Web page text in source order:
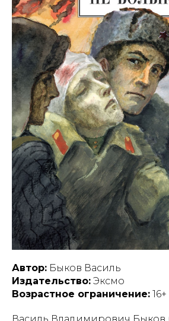
Автор: Быков Василь
Издательство: Эксмо
Возрастное ограничение: 16+